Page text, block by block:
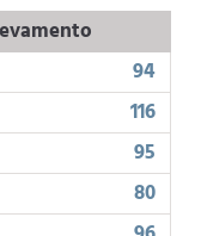
94
116
95
80